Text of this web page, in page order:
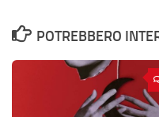
POTREBBERO